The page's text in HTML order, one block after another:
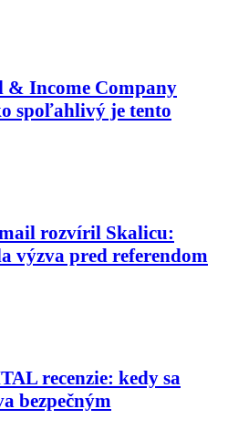
& Income Company
spoľahlivý je tento
rozvíril Skalicu:
výzva pred referendom
recenzie: kedy sa
bezpečným